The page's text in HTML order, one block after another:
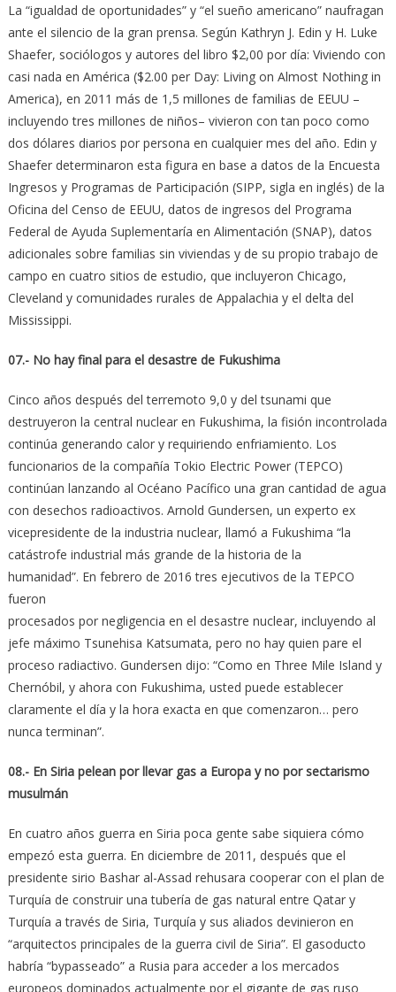
La “igualdad de oportunidades” y “el sueño americano” naufragan
ante el silencio de la gran prensa. Según Kathryn J. Edin y H. Luke
Shaefer, sociólogos y autores del libro $2,00 por día: Viviendo con
casi nada en América ($2.00 per Day: Living on Almost Nothing in
America), en 2011 más de 1,5 millones de familias de EEUU –
incluyendo tres millones de niños– vivieron con tan poco como
dos dólares diarios por persona en cualquier mes del año. Edin y
Shaefer determinaron esta figura en base a datos de la Encuesta
Ingresos y Programas de Participación (SIPP, sigla en inglés) de la
Oficina del Censo de EEUU, datos de ingresos del Programa
Federal de Ayuda Suplementaría en Alimentación (SNAP), datos
adicionales sobre familias sin viviendas y de su propio trabajo de
campo en cuatro sitios de estudio, que incluyeron Chicago,
Cleveland y comunidades rurales de Appalachia y el delta del
Mississippi.
07.- No hay final para el desastre de Fukushima
Cinco años después del terremoto 9,0 y del tsunami que
destruyeron la central nuclear en Fukushima, la fisión incontrolada
continúa generando calor y requiriendo enfriamiento. Los
funcionarios de la compañía Tokio Electric Power (TEPCO)
continúan lanzando al Océano Pacífico una gran cantidad de agua
con desechos radioactivos. Arnold Gundersen, un experto ex
vicepresidente de la industria nuclear, llamó a Fukushima “la
catástrofe industrial más grande de la historia de la
humanidad”. En febrero de 2016 tres ejecutivos de la TEPCO
fueron
procesados por negligencia en el desastre nuclear, incluyendo al
jefe máximo Tsunehisa Katsumata, pero no hay quien pare el
proceso radiactivo. Gundersen dijo: “Como en Three Mile Island y
Chernóbil, y ahora con Fukushima, usted puede establecer
claramente el día y la hora exacta en que comenzaron… pero
nunca terminan”.
08.- En Siria pelean por llevar gas a Europa y no por sectarismo
musulmán
En cuatro años guerra en Siria poca gente sabe siquiera cómo
empezó esta guerra. En diciembre de 2011, después que el
presidente sirio Bashar al-Assad rehusara cooperar con el plan de
Turquía de construir una tubería de gas natural entre Qatar y
Turquía a través de Siria, Turquía y sus aliados devinieron en
“arquitectos principales de la guerra civil de Siria”. El gasoducto
habría “bypasseado” a Rusia para acceder a los mercados
europeos dominados actualmente por el gigante de gas ruso